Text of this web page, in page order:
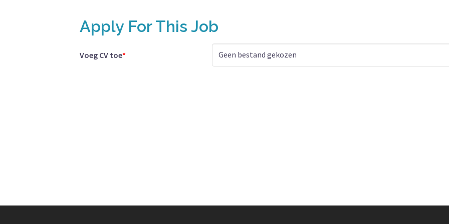
Apply For This Job
Voeg CV toe* Geen bestand gekozen